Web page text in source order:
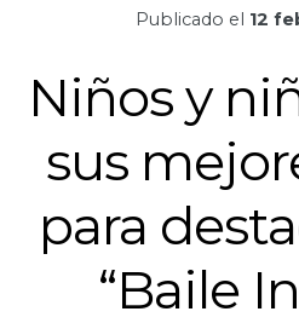
Publicado el 12
Niños y
sus
para
“Baile